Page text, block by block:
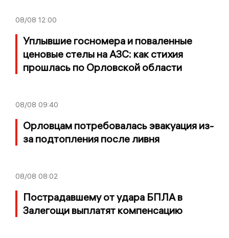
08/08 12:00
Уплывшие госномера и поваленные
ценовые стелы на АЗС: как стихия
прошлась по Орловской области
08/08 09:40
Орловцам потребовалась эвакуация из-
за подтопления после ливня
08/08 08:02
Пострадавшему от удара БПЛА в
Залегощи выплатят компенсацию